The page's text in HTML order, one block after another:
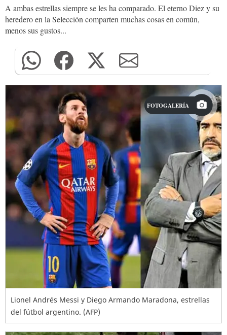
A ambas estrellas siempre se les ha comparado. El eterno Diez y su
heredero en la Selección comparten muchas cosas en común,
menos sus gustos...
FOTOGALERÍA
Lionel Andrés Messi y Diego Armando Maradona, estrellas
del fútbol argentino. (AFP)